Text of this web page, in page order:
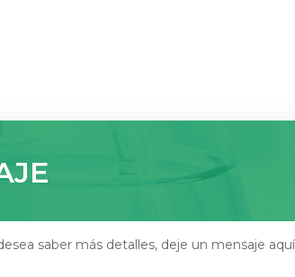
saber más detalles, deje un mensaje